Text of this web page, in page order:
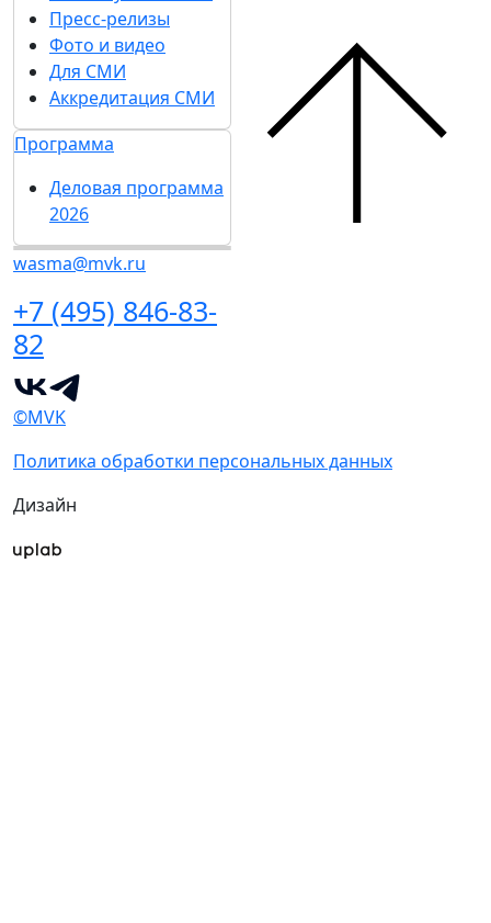
Пресс-релизы
Фото и видео
Для СМИ
Аккредитация СМИ
Программа
Деловая программа
2026
wasma@mvk.ru
+7 (495) 846-83-
82
©MVK
Политика обработки персональных данных
Дизайн